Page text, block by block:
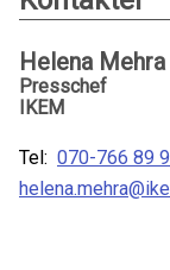
Helena Mehra
Presschef
IKEM
Tel: 070-766 89